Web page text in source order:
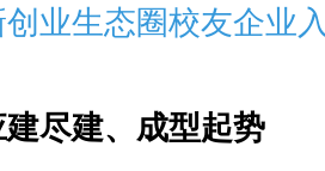
业生态圈校友企业
尽建、成型起势